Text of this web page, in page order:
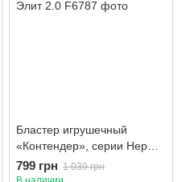
Бластер игрушечный
«Контендер», серии Нерф
Элит 2.0
799 грн 1 039 грн